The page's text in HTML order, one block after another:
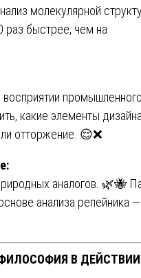
молекулярной
раз быстрее, чем на
какие элементы
отторжение. 😌❌
аналогов. 🌿🐝
анализа репейника
В ДЕЙСТВИИ